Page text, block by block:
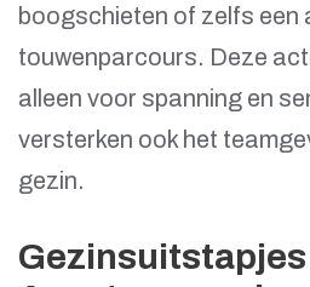
boogschieten of zelfs een
touwenparcours. Deze
alleen voor spanning en
versterken ook het
gezin.